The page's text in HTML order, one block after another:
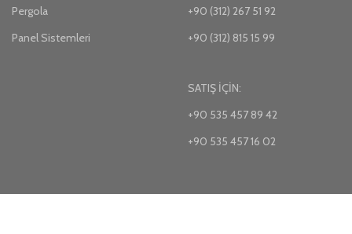
Pergola
Panel Sistemleri
+90 (312) 267 51 92
+90 (312) 815 15 99
SATIŞ İÇİN:
+90 535 457 89 42
+90 535 457 16 02